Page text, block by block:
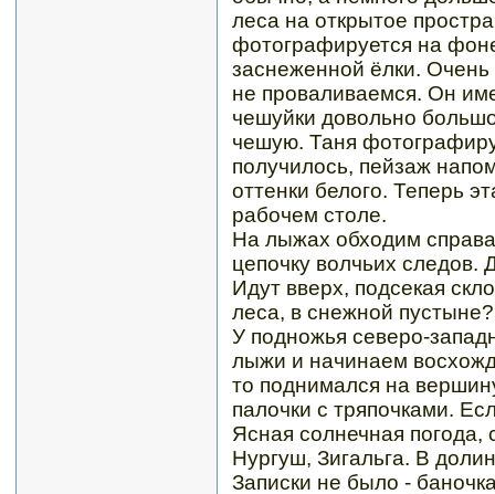
леса на открытое
фотографируется на
заснеженной ёлки. Очень
не проваливаемся. Он
чешуйки довольно
чешую. Таня
получилось, пейзаж
оттенки белого. Теперь
рабочем столе.
На лыжах обходим
цепочку волчьих
Идут вверх, подсекая
леса, в снежной пустыне?
У подножья северо-
лыжи и начинаем
то поднимался на
палочки с тряпочками.
Ясная солнечная
Нургуш, Зигальга. В
Записки не было -